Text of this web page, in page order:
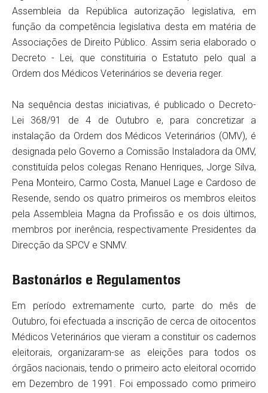
Assembleia da República autorização legislativa, em
função da competência legislativa desta em matéria de
Associações de Direito Público. Assim seria elaborado o
Decreto - Lei, que constituiria o Estatuto pelo qual a
Ordem dos Médicos Veterinários se deveria reger.
Na sequência destas iniciativas, é publicado o Decreto-
Lei 368/91 de 4 de Outubro e, para concretizar a
instalação da Ordem dos Médicos Veterinários (OMV), é
designada pelo Governo a Comissão Instaladora da OMV,
constituída pelos colegas Renano Henriques, Jorge Silva,
Pena Monteiro, Carmo Costa, Manuel Lage e Cardoso de
Resende, sendo os quatro primeiros os membros eleitos
pela Assembleia Magna da Profissão e os dois últimos,
membros por inerência, respectivamente Presidentes da
Direcção da SPCV e SNMV.
Bastonários e Regulamentos
Em período extremamente curto, parte do mês de
Outubro, foi efectuada a inscrição de cerca de oitocentos
Médicos Veterinários que vieram a constituir os cadernos
eleitorais, organizaram-se as eleições para todos os
órgãos nacionais, tendo o primeiro acto eleitoral ocorrido
em Dezembro de 1991. Foi empossado como primeiro